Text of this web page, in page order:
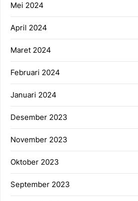
Mei 2024
April 2024
Maret 2024
Februari 2024
Januari 2024
Desember 2023
November 2023
Oktober 2023
September 2023